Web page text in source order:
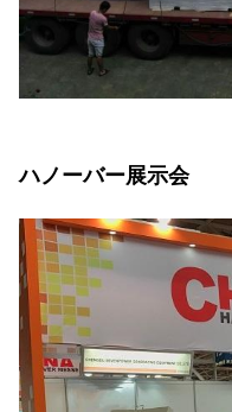
ハノーバー展示会